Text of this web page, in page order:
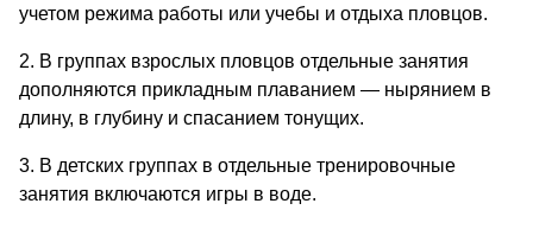
учетом режима работы или учебы и отдыха пловцов.
2. В группах взрослых пловцов отдельные занятия
дополняются прикладным плаванием — нырянием в
длину, в глубину и спасанием тонущих.
3. В детских группах в отдельные тренировочные
занятия включаются игры в воде.